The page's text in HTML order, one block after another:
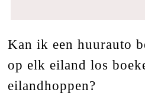
Kan ik een huurauto
op elk eiland los
eilandhoppen?